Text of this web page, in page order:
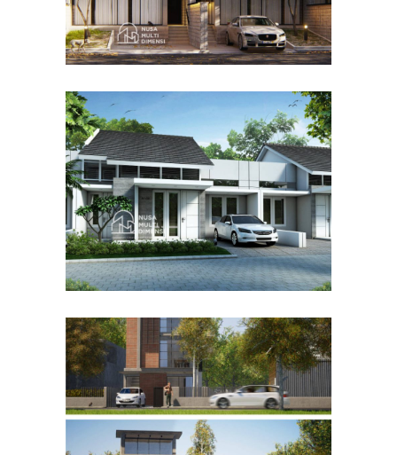
Desain Cluster Graha di
Karanggan Cibubur
DESAIN RUMAH TERBAIK
Desain Rumah Bapak Husain
di Bandung
DESAIN RUMAH TERBAIK